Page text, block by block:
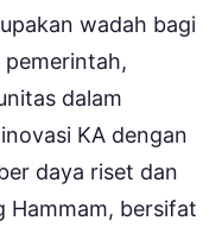
wadah bagi
pemerintah,
dalam
KA dengan
daya riset dan
Hammam, bersifat